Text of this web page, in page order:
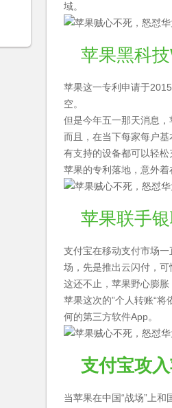
域。
苹果黑科
苹果这一专利申请于
空。
但是今年五一那天消息
而且，在当下每家每户
有支持的设备都可以轻松
苹果的专利落地，意外
苹果联手
支付宝在移动支付市场
场，先是推出云闪付，
这还不止，苹果野心膨
苹果这次的”个人转账“
何的第三方软件App。
支付宝攻
当苹果在中国“战场”上